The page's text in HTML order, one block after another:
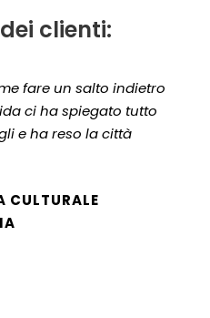
clienti:
fare un salto indietro
ci ha spiegato tutto
e ha reso la città
CULTURALE